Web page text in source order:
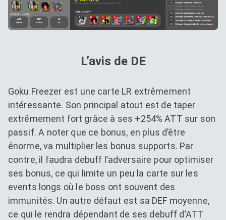
L’avis de DE
Goku Freezer est une carte LR extrêmement
intéressante. Son principal atout est de taper
extrêmement fort grâce à ses +254% ATT sur son
passif. A noter que ce bonus, en plus d’être
énorme, va multiplier les bonus supports. Par
contre, il faudra debuff l’adversaire pour optimiser
ses bonus, ce qui limite un peu la carte sur les
events longs où le boss ont souvent des
immunités. Un autre défaut est sa DEF moyenne,
ce qui le rendra dépendant de ses debuff d’ATT